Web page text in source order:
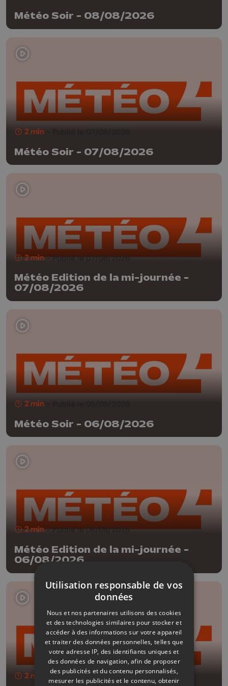
Météo Soir - 08/08/2026
2 min
Météo Soir - 07/08/2026
2 min- Publié le 07/08/2026
Météo Edition de la mi-journée -
07/08/2026
2 min
Météo Soir - 06/08/2026
2 min- Publié le 06/08/2026
Météo Edition de la mi-journée -
06/08/2026
2 min - Publié le 05/08/2026
Utilisation responsable de vos
données
Nous et nos partenaires utilisons des cookies
et des technologies similaires pour stocker et
accéder à des informations sur votre appareil
et traiter des données personnelles, telles que
votre adresse IP, des identifiants uniques et
des données de navigation, afin de proposer
des publicités et du contenu personnalisés,
mesurer les publicités et le contenu, obtenir